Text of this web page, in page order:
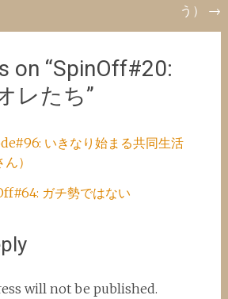
う） →
on “SpinOff#20:
レたち”
いきなり始まる共同生活
）
ガチ勢ではない
will not be published.